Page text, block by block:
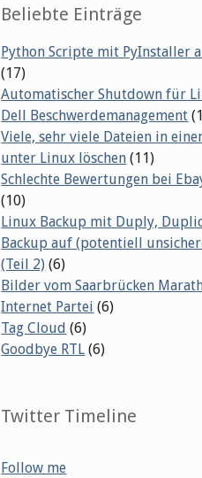
Beliebte Einträge
Python Scripte mit PyInstaller
(17)
Automatischer Shutdown für
Dell Beschwerdemanagement
Viele, sehr viele Dateien in
unter Linux löschen (11)
Schlechte Bewertungen bei
(10)
Linux Backup mit Duply,
Backup auf (potentiell
(Teil 2) (6)
Bilder vom Saarbrücken
Internet Partei (6)
Tag Cloud (6)
Goodbye RTL (6)
Twitter Timeline
Follow me